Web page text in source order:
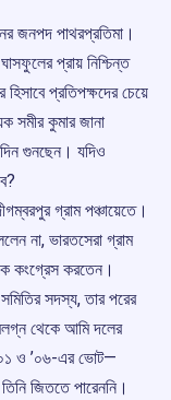
জনপদ পাথরপ্রতিমা।
প্রায় নিশ্চিন্ত
প্রতিপক্ষদের চেয়ে
সমীর কুমার জানা
গুনছেন। যদিও
গ্রাম পঞ্চায়েতে।
না, ভারতসেরা গ্রাম
কংগ্রেস করতেন।
সদস্য, তার পরের
থেকে আমি দলের
ও ’০৬-এর ভোট—
তিনি জিততে পারেননি।